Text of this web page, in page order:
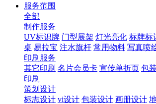
服务范围
全部
制作服务
UV标识牌 门型展架 灯光亮化 标牌标
桌 易拉宝 注水旗杆 常用物料 写真喷
印刷服务
其它印刷 名片会员卡 宣传单折页 包
印刷
策划设计
标志设计 vi设计 包装设计 画册设计